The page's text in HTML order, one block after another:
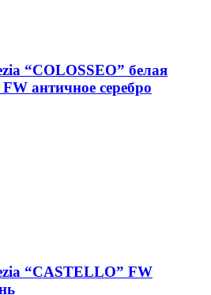
“COLOSSEO” белая
античное серебро
“CASTELLO” FW